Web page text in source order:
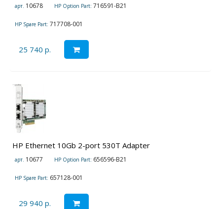
арт. 10678 HP Option Part: 716591-B21
HP Spare Part: 717708-001
25 740 р.
HP Ethernet 10Gb 2-port 530T Adapter
арт. 10677 HP Option Part: 656596-B21
HP Spare Part: 657128-001
29 940 р.